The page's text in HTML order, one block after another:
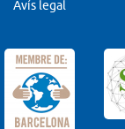
Avís legal